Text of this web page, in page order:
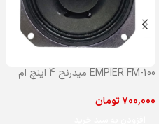
EMPIER FM-100 میدرنج 4 اینچ ام
700,000تومان